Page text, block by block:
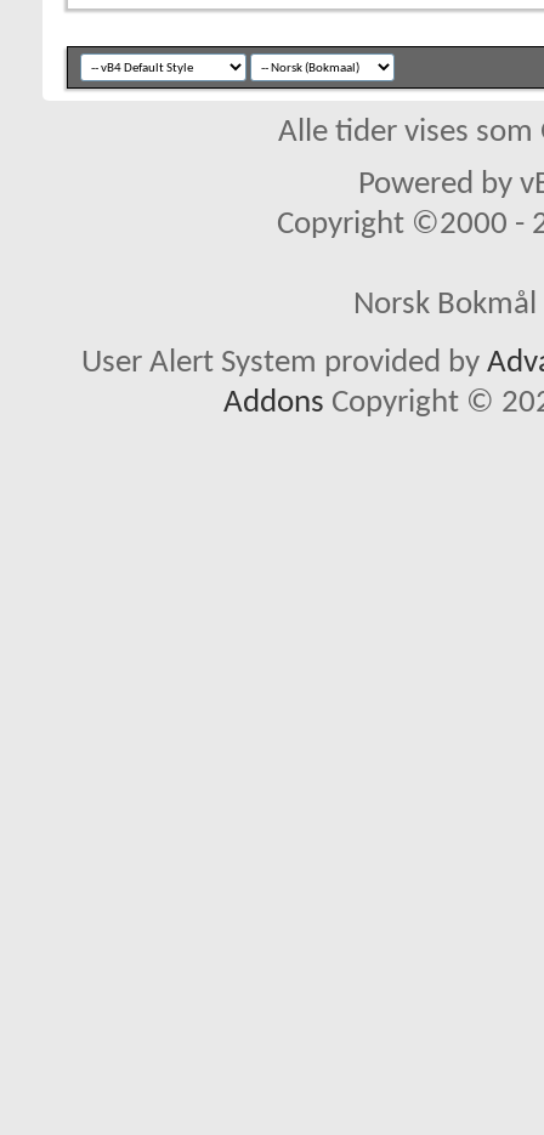
Alle tider vises som
Powered by
Copyright ©2000 -
Norsk
User Alert System provided by
Addons Copyright ©